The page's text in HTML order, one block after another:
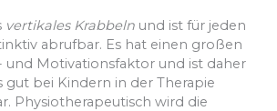
vertikales Krabbeln und ist für jeden
abrufbar. Es hat einen großen
und Motivationsfaktor und ist daher
gut bei Kindern in der Therapie
Physiotherapeutisch wird die